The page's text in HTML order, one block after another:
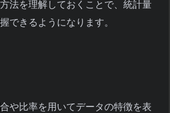
法を理解しておくことで、統計量
できるようになります。
や比率を用いてデータの特徴を表